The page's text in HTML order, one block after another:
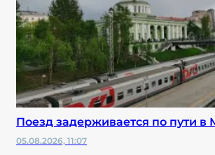
Поезд задерживается по пути в
05.08.2026, 11:07